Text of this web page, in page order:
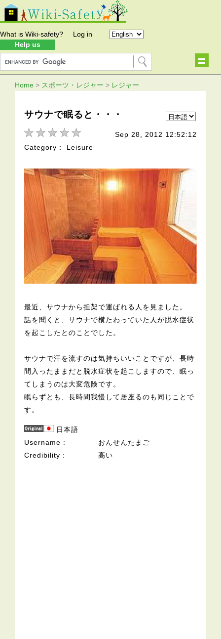
What is Wiki-safety?
Help us
Log in
Home > スポーツ・レジャー > レジャー
サウナで眠ると・・・
Sep 28, 2012 12:52:12
Category： Leisure
最近、サウナから担架で運ばれる人を見ました。
話を聞くと、サウナで横たわっていた人が脱水症状
を起こしたとのことでした。
サウナで汗を流すのは気持ちいいことですが、長時
間入ったままだと脱水症状を起こしますので、眠っ
てしまうのは大変危険です。
眠らずとも、長時間我慢して居座るのも同じことで
す。
日本語
Username
おんせんたまご
Credibility
高い